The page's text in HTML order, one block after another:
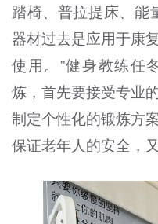
踏椅、普拉提床、能
器材过去是应用于康
使用。”健身教练任
炼，首先要接受专业
制定个性化的锻炼方
保证老年人的安全，